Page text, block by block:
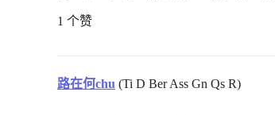
1 个赞
路在何chu (Ti D Ber Ass Gn Qs R)